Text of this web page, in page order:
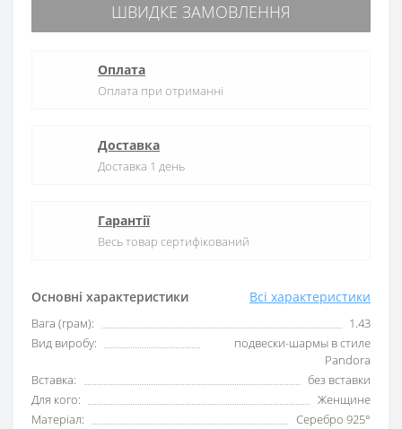
Основні характеристики Всі характеристики
Вага (грам):
1.43
Вид виробу:
подвески-шармы в стиле
Pandora
Вставка:
без вставки
Для кого:
Женщине
Матеріал:
Серебро 925°
ШВИДКЕ ЗАМОВЛЕННЯ
Оплата
Оплата при отриманні
Доставка
Доставка 1 день
Гарантії
Весь товар сертифікований